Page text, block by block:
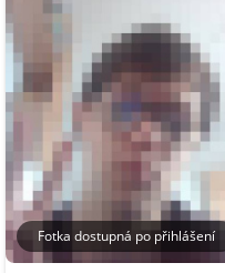
Fotka dostupná po přihlášení